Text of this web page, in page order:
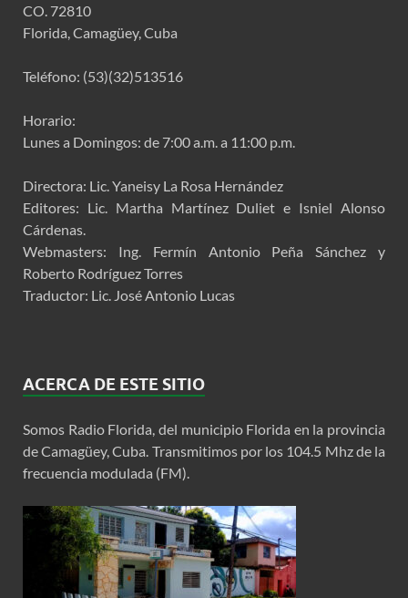
CO. 72810
Florida, Camagüey, Cuba
Teléfono: (53)(32)513516
Horario:
Lunes a Domingos: de 7:00 a.m. a 11:00 p.m.
Directora: Lic. Yaneisy La Rosa Hernández
Editores: Lic. Martha Martínez Duliet e Isniel Alonso
Cárdenas.
Webmasters: Ing. Fermín Antonio Peña Sánchez y
Roberto Rodríguez Torres
Traductor: Lic. José Antonio Lucas
ACERCA DE ESTE SITIO
Somos Radio Florida, del municipio Florida en la provincia
de Camagüey, Cuba. Transmitimos por los 104.5 Mhz de la
frecuencia modulada (FM).